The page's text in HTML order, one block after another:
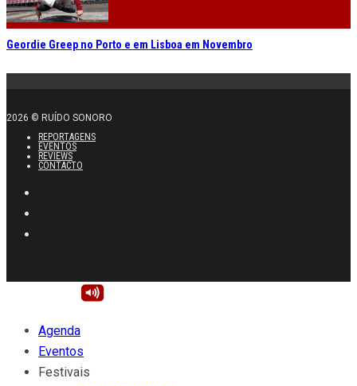
Geordie Greep no Porto e em Lisboa em Novembro
2026 © RUÍDO SONORO
REPORTAGENS
EVENTOS
REVIEWS
CONTACTO
Agenda
Eventos
Festivais